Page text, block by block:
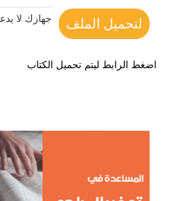
لتحميل الملف جهازك لا
اضغط الرابط ليتم تحميل الكتاب